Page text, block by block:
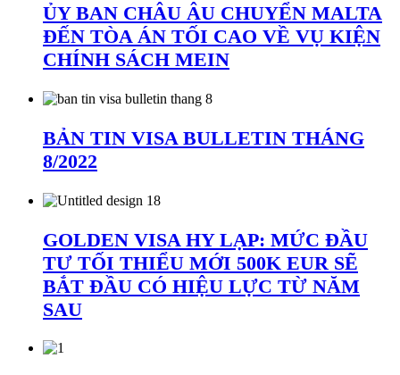
ỦY BAN CHÂU ÂU CHUYỂN MALTA
ĐẾN TÒA ÁN TỐI CAO VỀ VỤ KIỆN
CHÍNH SÁCH MEIN
BẢN TIN VISA BULLETIN THÁNG
8/2022
GOLDEN VISA HY LẠP: MỨC ĐẦU
TƯ TỐI THIỂU MỚI 500K EUR SẼ
BẮT ĐẦU CÓ HIỆU LỰC TỪ NĂM
SAU